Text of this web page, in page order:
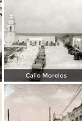
Calle Morelos